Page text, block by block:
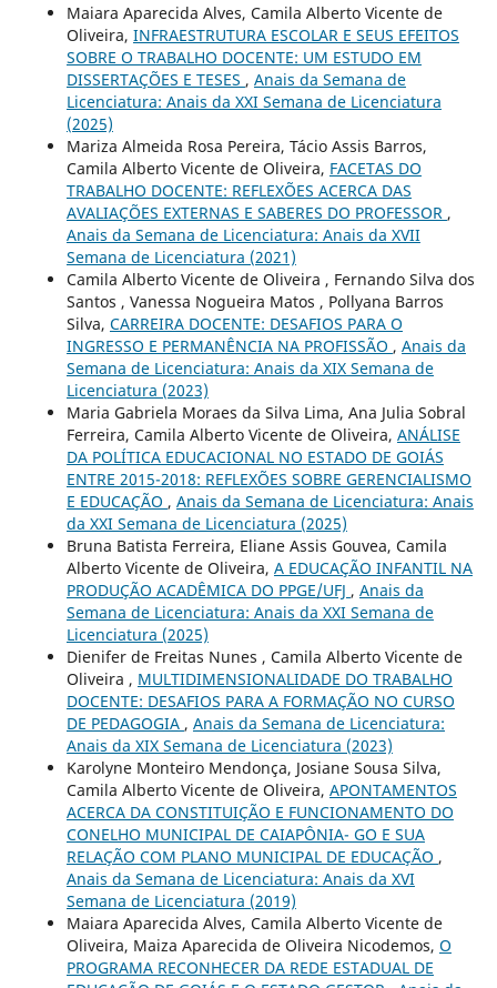
Maiara Aparecida Alves, Camila Alberto Vicente de
Oliveira, INFRAESTRUTURA ESCOLAR E SEUS EFEITOS
SOBRE O TRABALHO DOCENTE: UM ESTUDO EM
DISSERTAÇÕES E TESES , Anais da Semana de
Licenciatura: Anais da XXI Semana de Licenciatura
(2025)
Mariza Almeida Rosa Pereira, Tácio Assis Barros,
Camila Alberto Vicente de Oliveira, FACETAS DO
TRABALHO DOCENTE: REFLEXÕES ACERCA DAS
AVALIAÇÕES EXTERNAS E SABERES DO PROFESSOR ,
Anais da Semana de Licenciatura: Anais da XVII
Semana de Licenciatura (2021)
Camila Alberto Vicente de Oliveira , Fernando Silva dos
Santos , Vanessa Nogueira Matos , Pollyana Barros
Silva, CARREIRA DOCENTE: DESAFIOS PARA O
INGRESSO E PERMANÊNCIA NA PROFISSÃO , Anais da
Semana de Licenciatura: Anais da XIX Semana de
Licenciatura (2023)
Maria Gabriela Moraes da Silva Lima, Ana Julia Sobral
Ferreira, Camila Alberto Vicente de Oliveira, ANÁLISE
DA POLÍTICA EDUCACIONAL NO ESTADO DE GOIÁS
ENTRE 2015-2018: REFLEXÕES SOBRE GERENCIALISMO
E EDUCAÇÃO , Anais da Semana de Licenciatura: Anais
da XXI Semana de Licenciatura (2025)
Bruna Batista Ferreira, Eliane Assis Gouvea, Camila
Alberto Vicente de Oliveira, A EDUCAÇÃO INFANTIL NA
PRODUÇÃO ACADÊMICA DO PPGE/UFJ , Anais da
Semana de Licenciatura: Anais da XXI Semana de
Licenciatura (2025)
Dienifer de Freitas Nunes , Camila Alberto Vicente de
Oliveira , MULTIDIMENSIONALIDADE DO TRABALHO
DOCENTE: DESAFIOS PARA A FORMAÇÃO NO CURSO
DE PEDAGOGIA , Anais da Semana de Licenciatura:
Anais da XIX Semana de Licenciatura (2023)
Karolyne Monteiro Mendonça, Josiane Sousa Silva,
Camila Alberto Vicente de Oliveira, APONTAMENTOS
ACERCA DA CONSTITUIÇÃO E FUNCIONAMENTO DO
CONELHO MUNICIPAL DE CAIAPÔNIA- GO E SUA
RELAÇÃO COM PLANO MUNICIPAL DE EDUCAÇÃO ,
Anais da Semana de Licenciatura: Anais da XVI
Semana de Licenciatura (2019)
Maiara Aparecida Alves, Camila Alberto Vicente de
Oliveira, Maiza Aparecida de Oliveira Nicodemos, O
PROGRAMA RECONHECER DA REDE ESTADUAL DE